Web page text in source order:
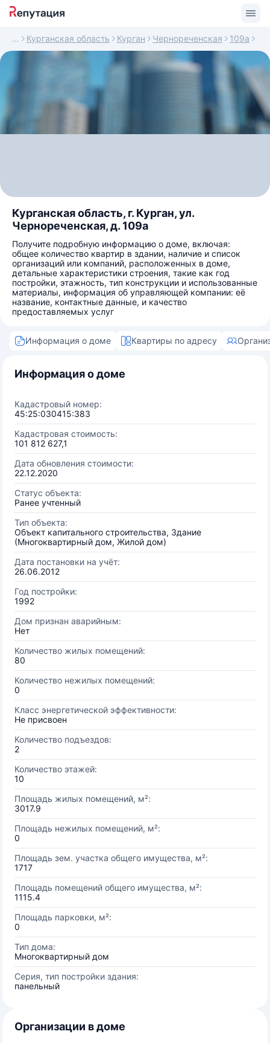
Курганская область Курган Чернореченская 109а
Курганская область, г. Курган, ул.
Чернореченская, д. 109а
Получите подробную информацию о доме, включая:
общее количество квартир в здании, наличие и список
организаций или компаний, расположенных в доме,
детальные характеристики строения, такие как год
постройки, этажность, тип конструкции и использованные
материалы, информация об управляющей компании: её
название, контактные данные, и качество
предоставляемых услуг
Информация о доме Квартиры по адресу
Информация о доме
Кадастровый номер:
45:25:030415:383
Кадастровая стоимость:
101 812 627,1
Дата обновления стоимости:
22.12.2020
Статус объекта:
Ранее учтенный
Тип объекта:
Объект капитального строительства, Здание
(Многоквартирный дом, Жилой дом)
Дата постановки на учёт:
26.06.2012
Год постройки:
1992
Дом признан аварийным:
Нет
Количество жилых помещений:
80
Количество нежилых помещений:
0
Класс энергетической эффективности:
Не присвоен
Количество подъездов:
2
Количество этажей:
10
Площадь жилых помещений, м²:
3017.9
Площадь нежилых помещений, м²:
0
Площадь зем. участка общего имущества, м²:
1717
Площадь помещений общего имущества, м²:
1115.4
Площадь парковки, м²:
0
Тип дома:
Многоквартирный дом
Серия, тип постройки здания:
панельный
Организации в доме